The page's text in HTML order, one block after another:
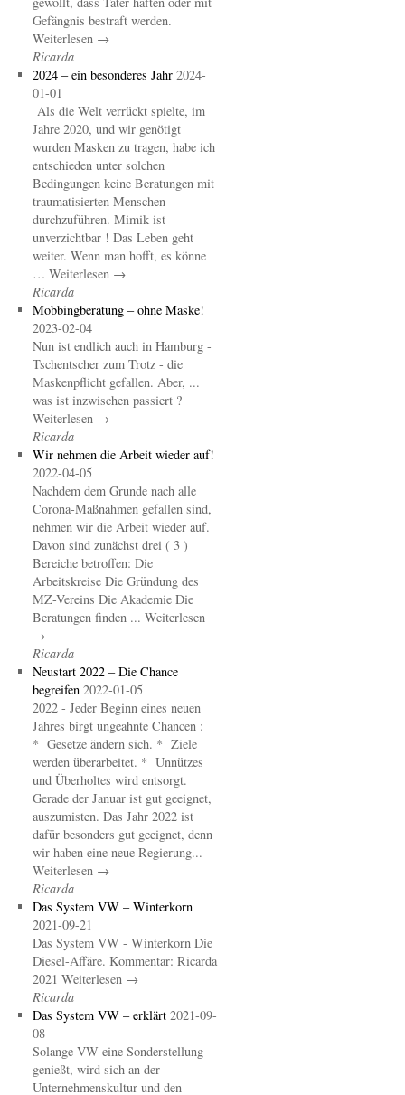
Gefängnis bestraft werden.
Weiterlesen →
Ricarda
2024 – ein besonderes Jahr 2024-
01-01
Als die Welt verrückt spielte, im
Jahre 2020, und wir genötigt
wurden Masken zu tragen, habe ich
entschieden unter solchen
Bedingungen keine Beratungen mit
traumatisierten Menschen
durchzuführen. Mimik ist
unverzichtbar ! Das Leben geht
weiter. Wenn man hofft, es könne
… Weiterlesen →
Ricarda
Mobbingberatung – ohne Maske!
2023-02-04
Nun ist endlich auch in Hamburg -
Tschentscher zum Trotz - die
Maskenpflicht gefallen. Aber, ...
was ist inzwischen passiert ?
Weiterlesen →
Ricarda
Wir nehmen die Arbeit wieder auf!
2022-04-05
Nachdem dem Grunde nach alle
Corona-Maßnahmen gefallen sind,
nehmen wir die Arbeit wieder auf.
Davon sind zunächst drei ( 3 )
Bereiche betroffen: Die
Arbeitskreise Die Gründung des
MZ-Vereins Die Akademie Die
Beratungen finden ... Weiterlesen
→
Ricarda
Neustart 2022 – Die Chance
begreifen 2022-01-05
2022 - Jeder Beginn eines neuen
Jahres birgt ungeahnte Chancen :
* Gesetze ändern sich. * Ziele
werden überarbeitet. * Unnützes
und Überholtes wird entsorgt.
Gerade der Januar ist gut geeignet,
auszumisten. Das Jahr 2022 ist
dafür besonders gut geeignet, denn
wir haben eine neue Regierung...
Weiterlesen →
Ricarda
Das System VW – Winterkorn
2021-09-21
Das System VW - Winterkorn Die
Diesel-Affäre. Kommentar: Ricarda
2021 Weiterlesen →
Ricarda
Das System VW – erklärt 2021-09-
08
Solange VW eine Sonderstellung
genießt, wird sich an der
Unternehmenskultur und den